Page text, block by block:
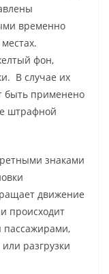
временно
фон,
В случае их
быть применено
штрафной
знаками
движение
происходит
пассажирами,
разгрузки